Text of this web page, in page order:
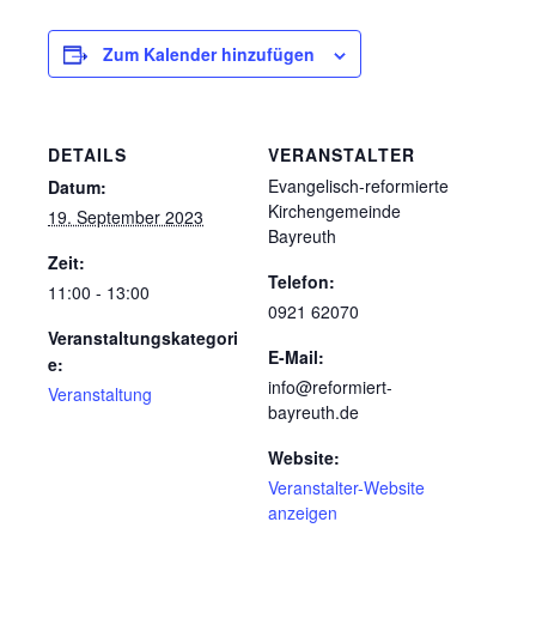
Zum Kalender hinzufügen
DETAILS
Datum:
19. September 2023
Zeit:
11:00 - 13:00
Veranstaltungskategori
e:
Veranstaltung
VERANSTALTER
Evangelisch-reformierte
Kirchengemeinde
Bayreuth
Telefon:
0921 62070
E-Mail:
info@reformiert-
bayreuth.de
Website:
Veranstalter-Website
anzeigen